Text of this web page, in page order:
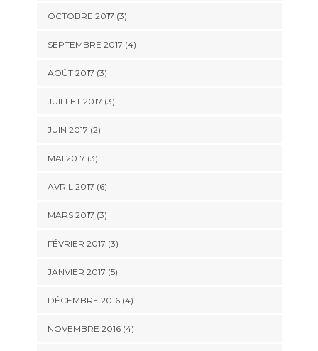
OCTOBRE 2017 (3)
SEPTEMBRE 2017 (4)
AOÛT 2017 (3)
JUILLET 2017 (3)
JUIN 2017 (2)
MAI 2017 (3)
AVRIL 2017 (6)
MARS 2017 (3)
FÉVRIER 2017 (3)
JANVIER 2017 (5)
DÉCEMBRE 2016(4)
NOVEMBRE 2016(4)